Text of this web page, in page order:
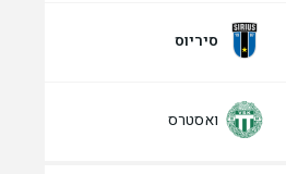
סיריוס
ואסטרס